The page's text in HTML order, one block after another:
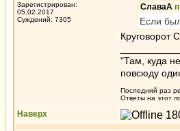
Зарегистрирован:
05.02.2017
Суждений: 7305
СлаваА
Если
Круговорот
"Там, куда
повсюду
Последний раз
Ответы на этот
Наверх